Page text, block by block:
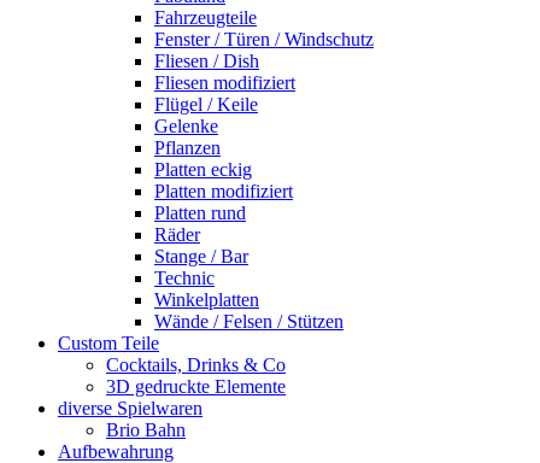
Fahrzeugteile
Fenster / Türen / Windschutz
Fliesen / Dish
Fliesen modifiziert
Flügel / Keile
Gelenke
Pflanzen
Platten eckig
Platten modifiziert
Platten rund
Räder
Stange / Bar
Technic
Winkelplatten
Wände / Felsen / Stützen
Custom Teile
Cocktails, Drinks & Co
3D gedruckte Elemente
diverse Spielwaren
Brio Bahn
Aufbewahrung